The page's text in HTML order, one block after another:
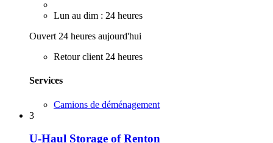
Lun au dim : 24 heures
Ouvert 24 heures aujourd'hui
Retour client 24 heures
Services
Camions de déménagement
3
U-Haul Storage of Renton